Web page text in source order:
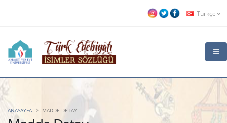
Türkçe
ANASAYFA MADDE DETAY